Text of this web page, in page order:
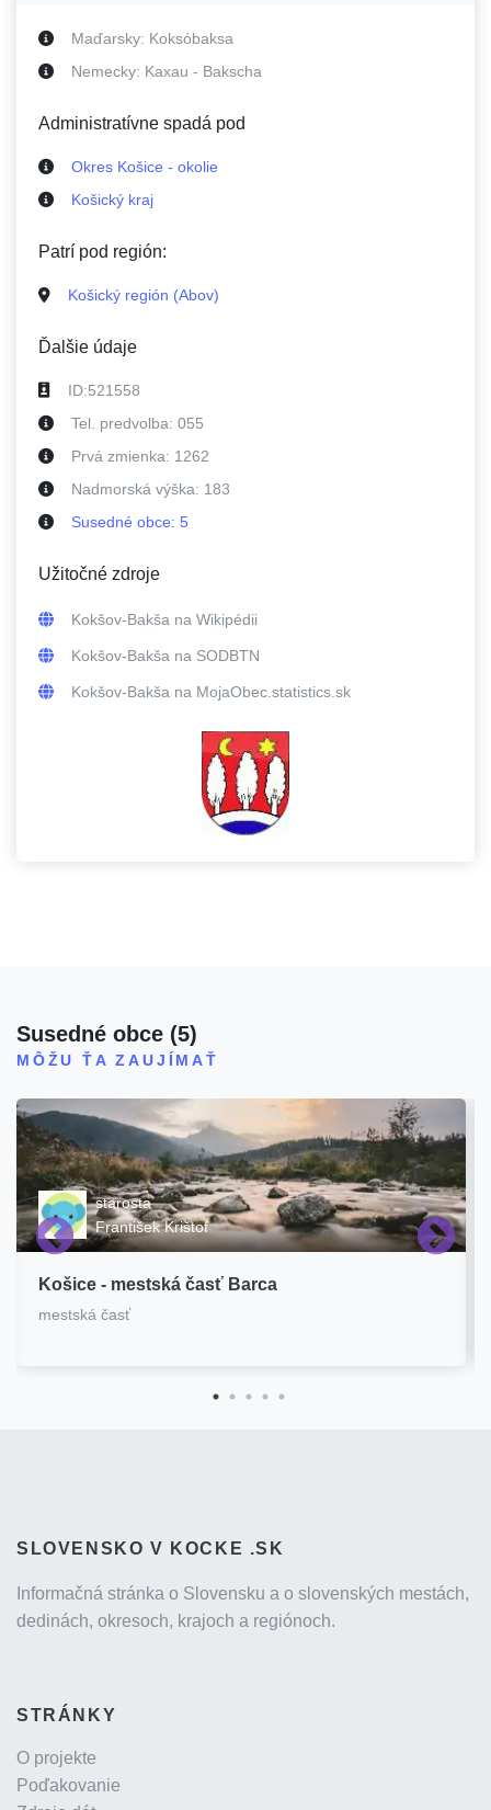
Maďarsky: Koksóbaksa
Nemecky: Kaxau - Bakscha
Administratívne spadá pod
Okres Košice - okolie
Košický kraj
Patrí pod región:
Košický región (Abov)
Ďalšie údaje
ID:521558
Tel. predvolba: 055
Prvá zmienka: 1262
Nadmorská výška: 183
Susedné obce: 5
Užitočné zdroje
Kokšov-Bakša na Wikipédii
Kokšov-Bakša na SODBTN
Kokšov-Bakša na MojaObec.statistics.sk
Susedné obce (5)
MÔŽU ŤA ZAUJÍMAŤ
starosta
František Krištof
Košice - mestská časť Barca
mestská časť
SLOVENSKO V KOCKE .SK
Informačná stránka o Slovensku a o slovenských mestách,
dedinách, okresoch, krajoch a regiónoch.
STRÁNKY
O projekte
Poďakovanie